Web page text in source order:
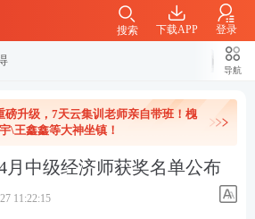
下载APP 登录
搜索
导航
磅升级，7天云集训老师亲自带班！槐
\王鑫鑫等大神坐镇！
月中级经济师获奖名单公布
11:22:15